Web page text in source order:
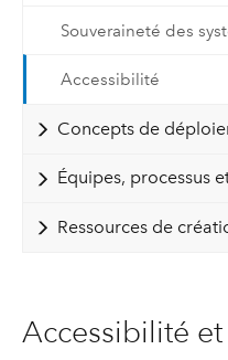
Souveraineté des
Accessibilité
Concepts de
Équipes, processus
Ressources de
Accessibilité et